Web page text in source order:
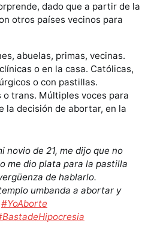
dado que a partir de la
otros países vecinos para
abuelas, primas, vecinas.
o en la casa. Católicas,
o con pastillas.
trans. Múltiples voces para
la decisión de abortar, en la
novio de 21, me dijo que no
me dio plata para la pastilla
de hablarlo.
umbanda a abortar y
#YoAborte